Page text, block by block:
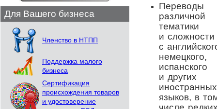
Для Вашего бизнеса
Членство в НТПП
Поддержка малого
бизнеса
Сертификация
происхождения товаров
и удостоверение
Переводы
различной
тематики
и сложности
с
немецкого,
испанского
и других
иностранных
языков, в